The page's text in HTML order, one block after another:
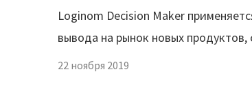
Loginom Decision Maker
вывода на рынок новых
22 ноября 2019